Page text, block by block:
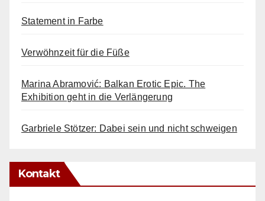
Statement in Farbe
Verwöhnzeit für die Füße
Marina Abramović: Balkan Erotic Epic. The
Exhibition geht in die Verlängerung
Garbriele Stötzer: Dabei sein und nicht schweigen
Kontakt